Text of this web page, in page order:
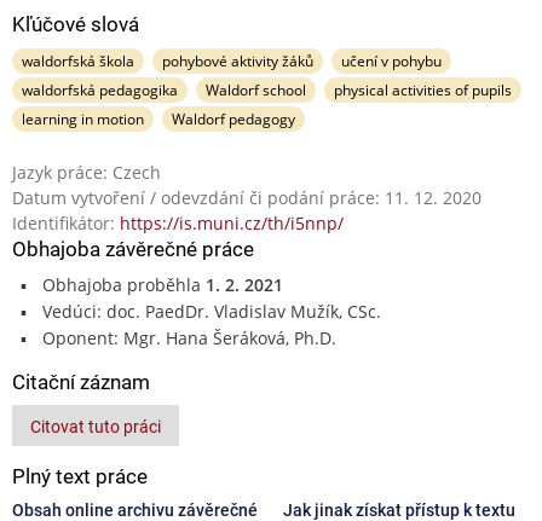
Kľúčové slová
waldorfská škola pohybové aktivity žáků
učení v pohybu
waldorfská pedagogika
Waldorf school
physical activities of pupils
learning in motion
Waldorf pedagogy
Jazyk práce: Czech
Datum vytvoření / odevzdání či podání práce: 11. 12. 2020
Identifikátor: https://is.muni.cz/th/i5nnp/
Obhajoba závěrečné práce
Obhajoba proběhla 1. 2. 2021
Vedúci: doc. PaedDr. Vladislav Mužík, CSc.
Oponent: Mgr. Hana Šeráková, Ph.D.
Citační záznam
Citovat tuto práci
Plný text práce
Obsah online archivu závěrečné
Jak jinak získat přístup k textu